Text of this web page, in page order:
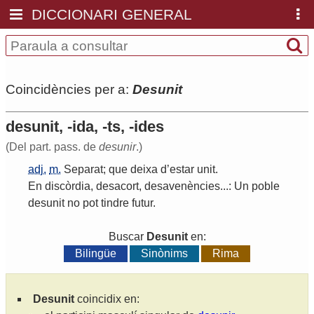
DICCIONARI GENERAL
Coincidències per a: Desunit
desunit, -ida, -ts, -ides
(Del part. pass. de desunir.)
adj. m. Separat; que deixa d’estar unit.
En discòrdia, desacort, desavenències...: Un poble
desunit no pot tindre futur.
Buscar Desuniten:
Bilingüe
Sinònims Rima
Desunit coincidix en: